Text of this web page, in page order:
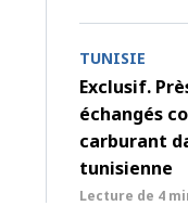
TUNISIE
Exclusif.
échangés
carburant
tunisienne
Lecture de 4